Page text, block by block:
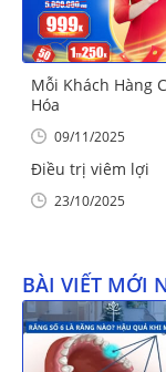
Mỗi Khách Hàng
Hóa
09/11/2025
Điều trị viêm lợi
23/10/2025
BÀI VIẾT MỚI